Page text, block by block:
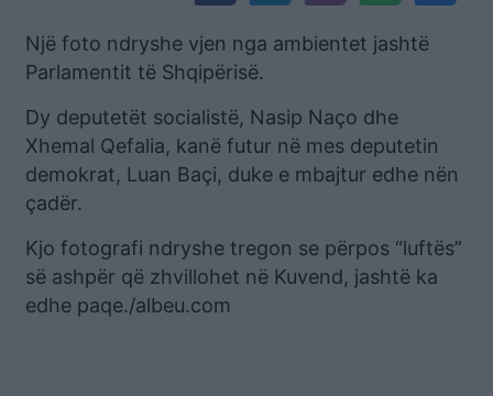
Një foto ndryshe vjen nga ambientet jashtë
Parlamentit të Shqipërisë.
Dy deputetët socialistë, Nasip Naço dhe
Xhemal Qefalia, kanë futur në mes deputetin
demokrat, Luan Baçi, duke e mbajtur edhe nën
çadër.
Kjo fotografi ndryshe tregon se përpos “luftës”
së ashpër që zhvillohet në Kuvend, jashtë ka
edhe paqe./albeu.com